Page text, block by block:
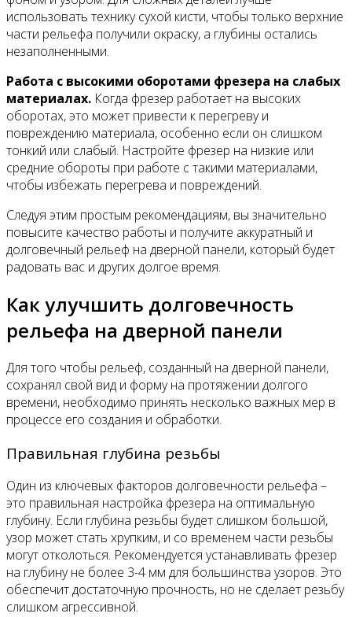
использовать технику сухой кисти, чтобы только верхние
части рельефа получили окраску, а глубины остались
незаполненными.
Работа с высокими оборотами фрезера на слабых
материалах. Когда фрезер работает на высоких
оборотах, это может привести к перегреву и
повреждению материала, особенно если он слишком
тонкий или слабый. Настройте фрезер на низкие или
средние обороты при работе с такими материалами,
чтобы избежать перегрева и повреждений.
Следуя этим простым рекомендациям, вы значительно
повысите качество работы и получите аккуратный и
долговечный рельеф на дверной панели, который будет
радовать вас и других долгое время.
Как улучшить долговечность
рельефа на дверной панели
Для того чтобы рельеф, созданный на дверной панели,
сохранял свой вид и форму на протяжении долгого
времени, необходимо принять несколько важных мер в
процессе его создания и обработки.
Правильная глубина резьбы
Один из ключевых факторов долговечности рельефа –
это правильная настройка фрезера на оптимальную
глубину. Если глубина резьбы будет слишком большой,
узор может стать хрупким, и со временем части резьбы
могут отколоться. Рекомендуется устанавливать фрезер
на глубину не более 3-4 мм для большинства узоров. Это
обеспечит достаточную прочность, но не сделает резьбу
слишком агрессивной.